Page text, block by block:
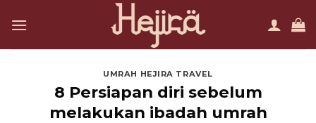
UMRAH HEJIRA TRAVEL
8 Persiapan diri sebelum
melakukan ibadah umrah